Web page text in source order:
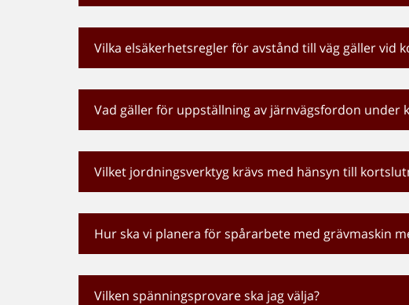
Vilka elsäkerhetsregler för avstånd till väg gäller vid
Vad gäller för uppställning av järnvägsfordon under
Vilket jordningsverktyg krävs med hänsyn till
Hur ska vi planera för spårarbete med grävmaskin
Vilken spänningsprovare ska jag välja?